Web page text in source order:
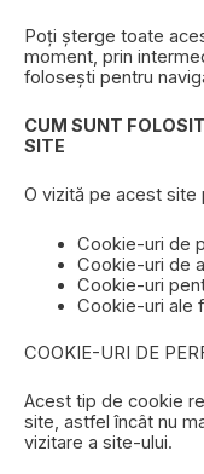
Poți șterge toate
moment, prin
folosești pentru
CUM SUNT
SITE
O vizită pe acest site
Cookie-uri de
Cookie-uri de
Cookie-uri
Cookie-uri ale
COOKIE-URI DE
Acest tip de cookie
site, astfel încât nu
vizitare a site-ului.